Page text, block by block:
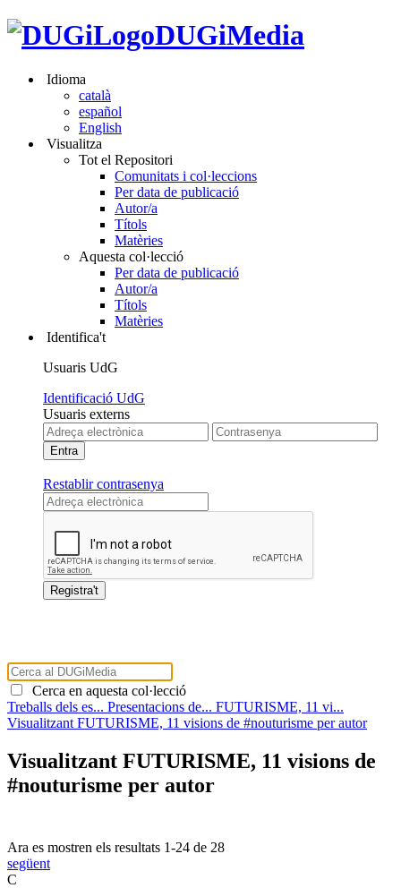
DUGiMedia
Idioma
català
español
English
Visualitza
Tot el Repositori
Comunitats i col·leccions
Per data de publicació
Autor/a
Títols
Matèries
Aquesta col·lecció
Per data de publicació
Autor/a
Títols
Matèries
Identifica't
Usuaris UdG
Identificació UdG
Usuaris externs
Restablir contrasenya
Cerca en aquesta col·lecció
Treballs dels es... Presentacions de... FUTURISME, 11 vi...
Visualitzant FUTURISME, 11 visions de #nouturisme per autor
Visualitzant FUTURISME, 11 visions de
#nouturisme per autor
Ara es mostren els resultats 1-24 de 28
següent
C